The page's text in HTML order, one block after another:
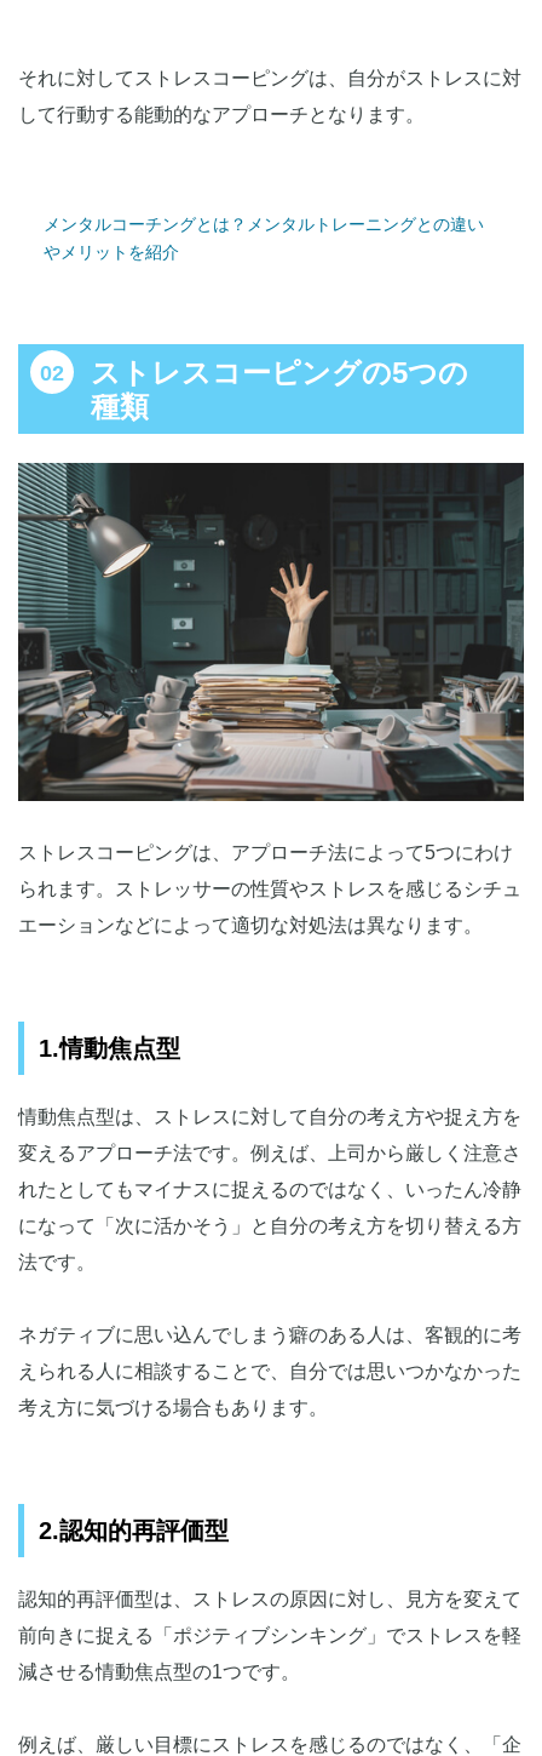
それに対してストレスコーピングは、自分がストレスに対
して行動する能動的なアプローチとなります。
メンタルコーチングとは？メンタルトレーニングとの違い
やメリットを紹介
ストレスコーピングの5つの
種類
ストレスコーピングは、アプローチ法によって5つにわけ
られます。ストレッサーの性質やストレスを感じるシチュ
エーションなどによって適切な対処法は異なります。
1.情動焦点型
情動焦点型は、ストレスに対して自分の考え方や捉え方を
変えるアプローチ法です。例えば、上司から厳しく注意さ
れたとしてもマイナスに捉えるのではなく、いったん冷静
になって「次に活かそう」と自分の考え方を切り替える方
法です。
ネガティブに思い込んでしまう癖のある人は、客観的に考
えられる人に相談することで、自分では思いつかなかった
考え方に気づける場合もあります。
2.認知的再評価型
認知的再評価型は、ストレスの原因に対し、見方を変えて
前向きに捉える「ポジティブシンキング」でストレスを軽
減させる情動焦点型の1つです。
例えば、厳しい目標にストレスを感じるのではなく、「企